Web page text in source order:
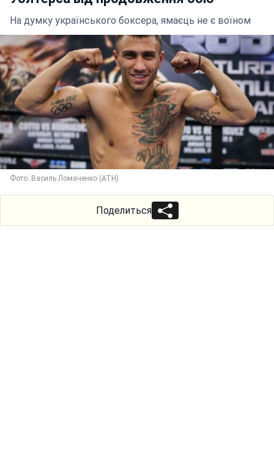
На думку українського боксера, ямаєць не є воїном
Фото: Василь Ломаченко (АТН)
Поделиться